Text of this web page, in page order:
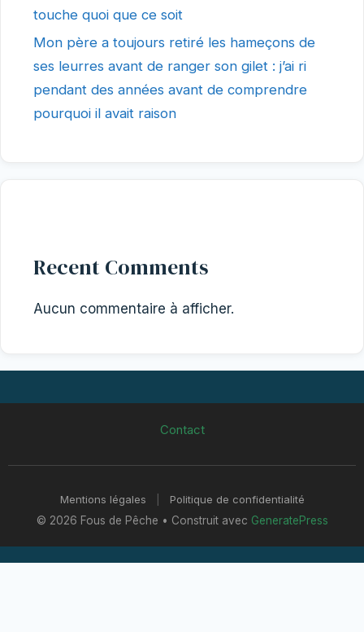
touche quoi que ce soit
Mon père a toujours retiré les hameçons de
ses leurres avant de ranger son gilet : j’ai ri
pendant des années avant de comprendre
pourquoi il avait raison
Recent Comments
Aucun commentaire à afficher.
Contact
Mentions légales
Politique de confidentialité
© 2026 Fous de Pêche • Construit avec GeneratePress